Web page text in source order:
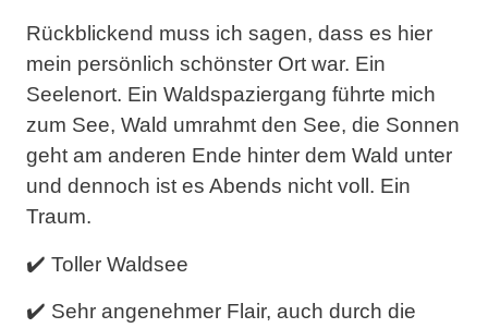
Rückblickend muss ich sagen, dass es hier
mein persönlich schönster Ort war. Ein
Seelenort. Ein Waldspaziergang führte mich
zum See, Wald umrahmt den See, die Sonnen
geht am anderen Ende hinter dem Wald unter
und dennoch ist es Abends nicht voll. Ein
Traum.
✔️ Toller Waldsee
✔️ Sehr angenehmer Flair, auch durch die